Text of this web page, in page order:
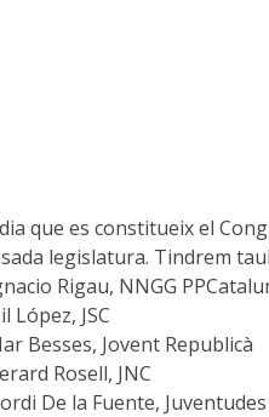
que es constitueix el
legislatura. Tindrem
Rigau, NNGG
López, JSC
Besses, Jovent Republicà
Rosell, JNC
De la Fuente, Juventudes